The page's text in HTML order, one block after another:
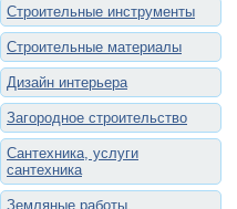
Строительные инструменты
Строительные материалы
Дизайн интерьера
Загородное строительство
Сантехника, услуги
сантехника
Земляные работы,